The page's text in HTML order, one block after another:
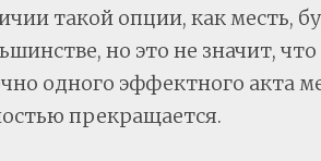
такой опции, как месть,
но это не значит,
одного эффектного акта
прекращается.